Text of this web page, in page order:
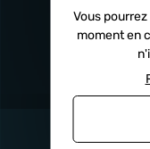
Satisfait
remboursé
Vous
moment en